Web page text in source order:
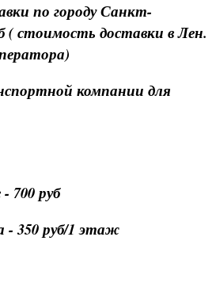
по городу Санкт-
( стоимость доставки в Лен.
компании для
700 руб
- 350 руб/1 этаж